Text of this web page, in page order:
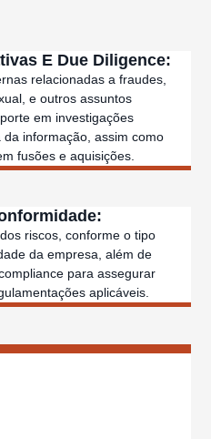
riscos, conforme o tipo
da empresa, além de
para assegurar
aplicáveis.
E Due Diligence:
relacionadas a fraudes,
e outros assuntos
em investigações
informação, assim como
fusões e aquisições.